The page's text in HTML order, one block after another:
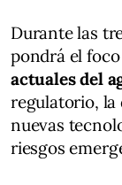
Durante las
pondrá el foco
actuales del
regulatorio, la
nuevas
riesgos